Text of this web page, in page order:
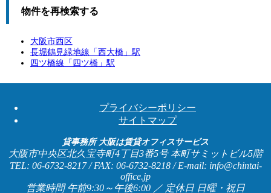
物件を再検索する
大阪市西区
長堀鶴見緑地線「 西大橋 」駅
四ツ橋線「 四ツ橋 」駅
プライバシーポリシー
サイトマップ
貸事務所 大阪は賃貸オフィスサービス
大阪市中央区北久宝寺町4丁目3番5号 本町サミットビル5階
TEL: 06-6732-8217 / FAX: 06-6732-8218 / E-mail: info@chintai-
office.jp
営業時間 午前9:30～午後6:00 ／ 定休日 日曜・祝日